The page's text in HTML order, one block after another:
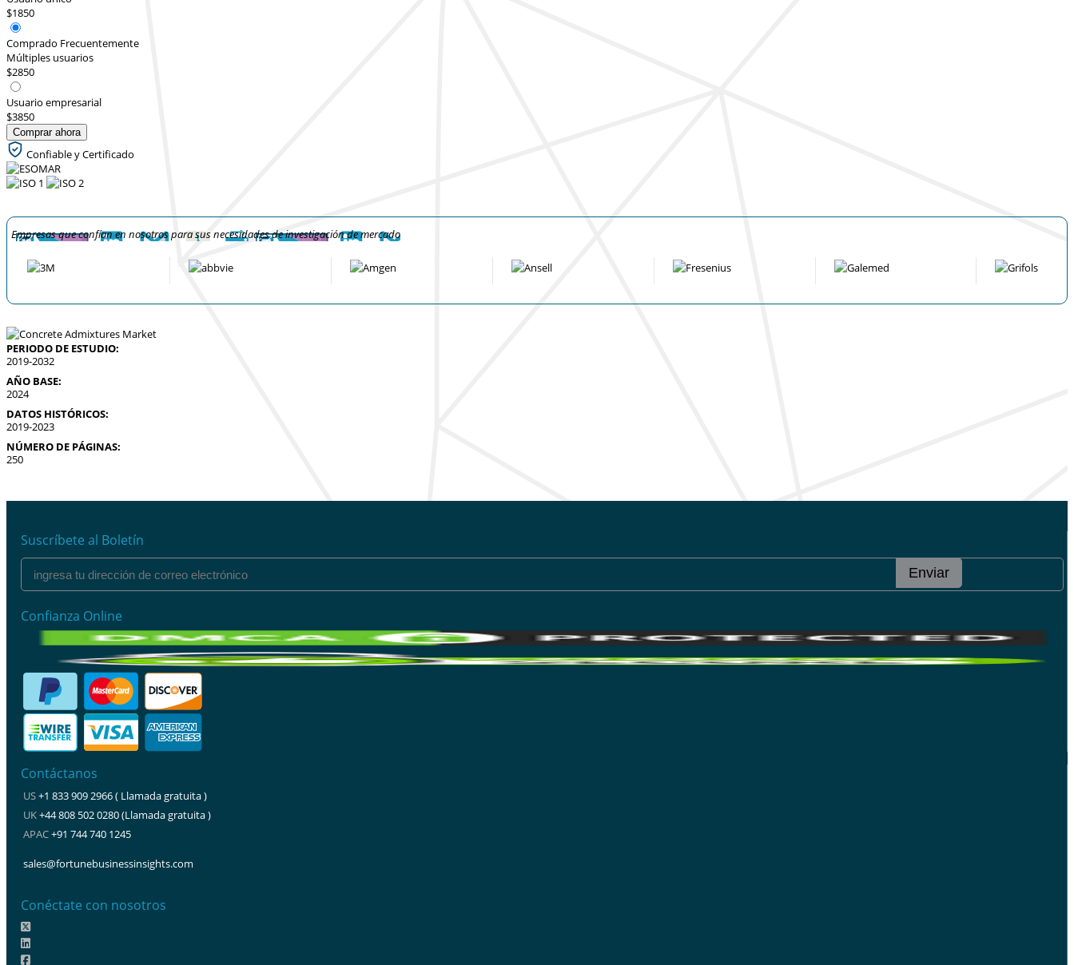
$1850
Comprado Frecuentemente
Múltiples usuarios
$2850
Usuario empresarial
$3850
Comprar ahora
Confiable y Certificado
Empresas que confían en nosotros para sus necesidades de investigación de mercado
PERIODO DE ESTUDIO:
2019-2032
AÑO BASE:
2024
DATOS HISTÓRICOS:
2019-2023
NÚMERO DE PÁGINAS:
250
Suscríbete al Boletín
Enviar
Confianza Online
Contáctanos
US+1 833 909 2966 ( Llamada gratuita )
UK+44 808 502 0280 (Llamada gratuita )
APAC+91 744 740 1245
sales@fortunebusinessinsights.com
Conéctate con nosotros